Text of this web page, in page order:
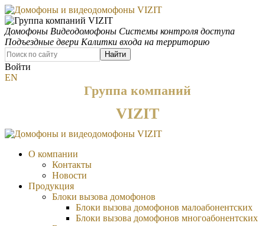
Домофоны Видеодомофоны Системы контроля доступа
Подъездные двери Калитки входа на территорию
Найти
Войти
EN
Группа компаний
VIZIT
О компании
Контакты
Новости
Продукция
Блоки вызова домофонов
Блоки вызова домофонов малоабонентских
Блоки вызова домофонов многоабонентских